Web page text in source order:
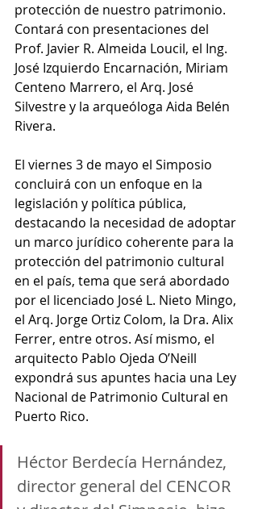
protección de nuestro patrimonio.
Contará con presentaciones del
Prof. Javier R. Almeida Loucil, el Ing.
José Izquierdo Encarnación, Miriam
Centeno Marrero, el Arq. José
Silvestre y la arqueóloga Aida Belén
Rivera.
El viernes 3 de mayo el Simposio
concluirá con un enfoque en la
legislación y política pública,
destacando la necesidad de adoptar
un marco jurídico coherente para la
protección del patrimonio cultural
en el país, tema que será abordado
por el licenciado José L. Nieto Mingo,
el Arq. Jorge Ortiz Colom, la Dra. Alix
Ferrer, entre otros. Así mismo, el
arquitecto Pablo Ojeda O’Neill
expondrá sus apuntes hacia una Ley
Nacional de Patrimonio Cultural en
Puerto Rico.
Héctor Berdecía Hernández,
director general del CENCOR